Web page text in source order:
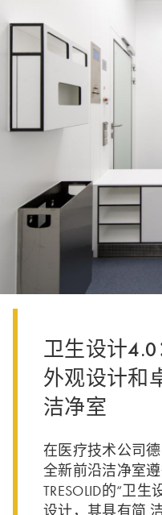
卫生设计
外观设计和
洁净室
在医疗技术公司
全新前沿洁净室
TRESOLID的“卫
设计，其具有简